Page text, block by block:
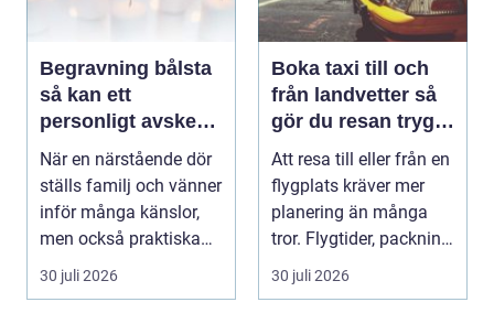
Begravning bålsta
så kan ett
personligt avsked
formas
När en närstående dör
ställs familj och vänner
inför många känslor,
men också praktiska
beslut. En b...
30 juli 2026
Boka taxi till och
från landvetter så
gör du resan trygg
och smidig
Att resa till eller från en
flygplats kräver mer
planering än många
tror. Flygtider, packning,
säker...
30 juli 2026